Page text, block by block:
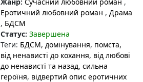
Еротичний любовний роман , Драма
, БДСМ
Статус: Завершена
Теги: БДСМ, домінування, помста,
від ненависті до кохання, від любові
до ненависті та назад, сильна
героїня, відвертий опис еротичних